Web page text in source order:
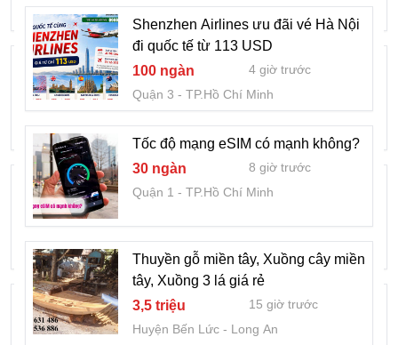
Lâm Đồng
Bán Thuyền thúng, thuyền tre, thuyền
nan, Thúng nan tre có sẵn
4,6 triệu
1 ngày trước
Quận Ngũ Hành Sơn
Đà Nẵng
Bán Thuyền gỗ chụp hình, Thuyền trang
4,5 triệu
1 ngày trước
Huyện Hoà Vang
Đà Nẵng
Thuyền thiên nga, Thiên nga đạp nước,
Thuyền đạp nước
Shenzhen Airlines ưu đãi vé Hà Nội
đi quốc tế từ 113 USD
100 ngàn
4 giờ trước
Quận 3
TP.Hồ Chí Minh
Tốc độ mạng eSIM có mạnh không?
30 ngàn
8 giờ trước
Quận 1
TP.Hồ Chí Minh
Thuyền gỗ miền tây, Xuồng cây miền
tây, Xuồng 3 lá giá rẻ
3,5 triệu
15 giờ trước
Huyện Bến Lức
Long An